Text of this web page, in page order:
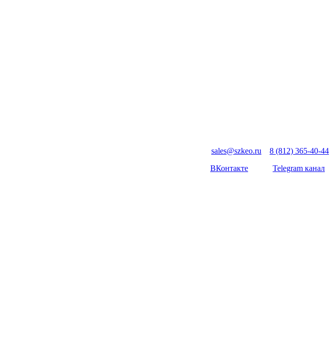
sales@szkeo.ru
8 (812) 365-40-44
ВКонтакте
Telegram канал